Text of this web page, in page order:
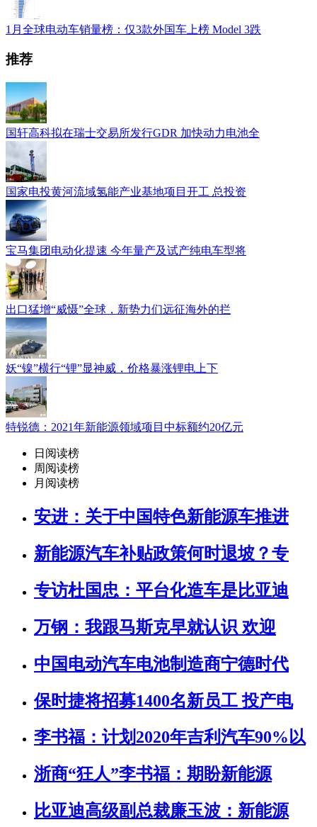
1月全球电动车销量榜：仅3款外国车上榜 Model 3跌
推荐
国轩高科拟在瑞士交易所发行GDR 加快动力电池全
国家电投黄河流域氢能产业基地项目开工 总投资
宝马集团电动化提速 今年量产及试产纯电车型将
出口猛增“威慑”全球，新势力们远征海外的拦
妖“镍”横行“锂”显神威，价格暴涨锂电上下
特锐德：2021年新能源领域项目中标额约20亿元
日阅读榜
周阅读榜
月阅读榜
安进：关于中国特色新能源车推进
新能源汽车补贴政策何时退坡？专
专访杜国忠：平台化造车是比亚迪
万钢：我跟马斯克早就认识 欢迎
中国电动汽车电池制造商宁德时代
保时捷将招募1400名新员工 投产电
李书福：计划2020年吉利汽车90%以
浙商“狂人”李书福：期盼新能源
比亚迪高级副总裁廉玉波：新能源